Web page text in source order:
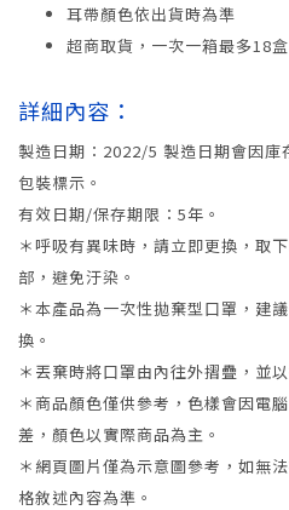
耳帶顏色依出貨時為準
超商取貨，一次一箱最多18盒
詳細內容：
製造日期：2022/5 製造日期會因庫
包裝標示。
有效日期/保存期限：5年。
＊呼吸有異味時，請立即更換，取
部，避免汙染。
＊本產品為一次性拋棄型口罩，建
換。
＊丟棄時將口罩由內往外摺疊，並
＊商品顏色僅供參考，色樣會因電
差，顏色以實際商品為主。
＊網頁圖片僅為示意圖參考，如無
格敘述內容為準。